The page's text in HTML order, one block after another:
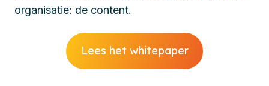
organisatie: de content.
Lees het whitepaper